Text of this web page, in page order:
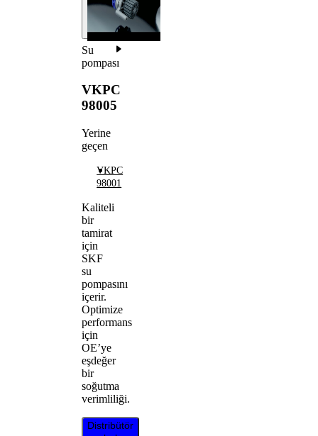
Su
pompası
VKPC
98005
Yerine
geçen
VKPC
98001
Kaliteli
bir
tamirat
için
SKF
su
pompasını
içerir.
Optimize
performans
için
OE’ye
eşdeğer
bir
soğutma
verimliliği.
Distribütör